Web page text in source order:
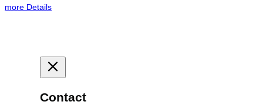
more Details
Contact